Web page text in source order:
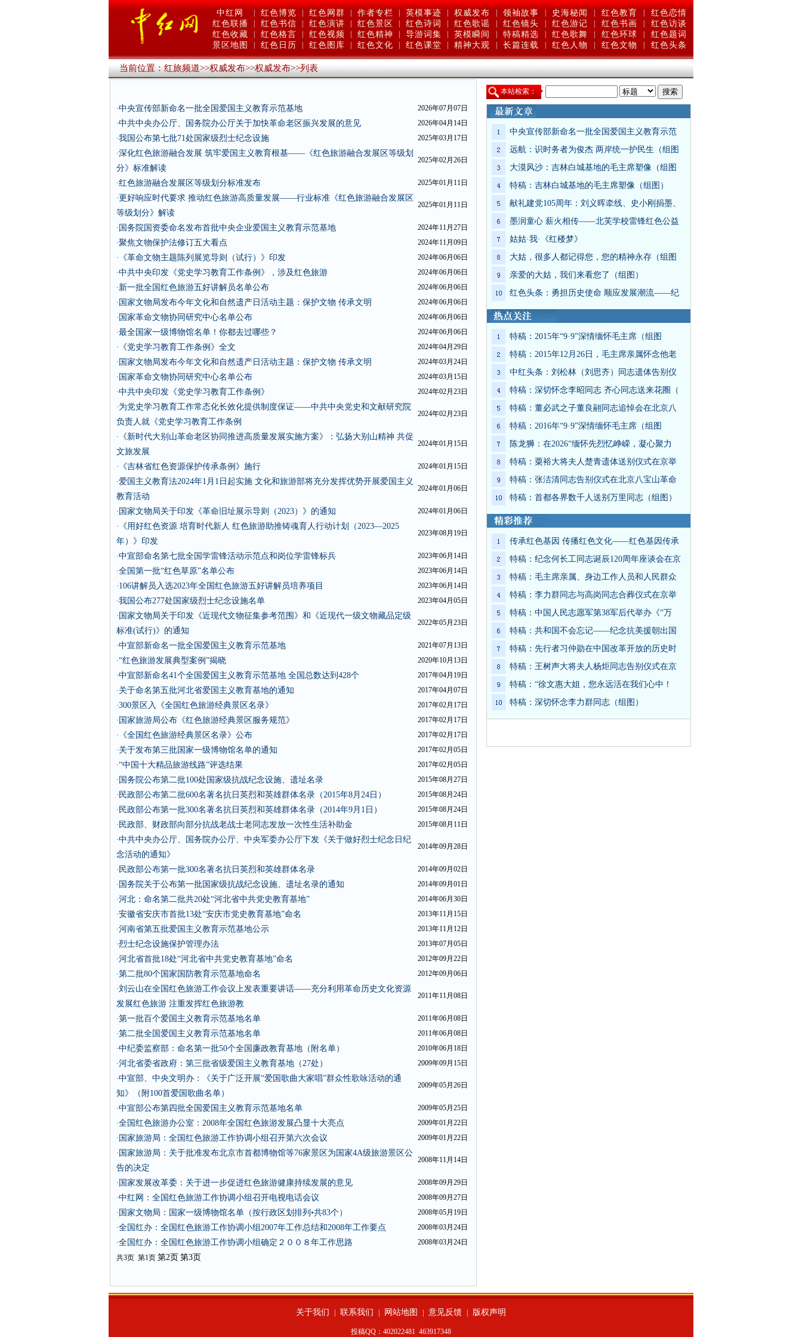
中红网 红色博览 红色网群 作者专栏 英模事迹 权威发布 领袖故事 史海秘闻 红色教育
红色恋情
红色联播
红色书信 红色演讲 红色景区 红色诗词 红色歌谣 红色镜头 红色游记 红色书画
红色访谈
红色收藏
红色格言 红色视频 红色精神 导游词集 英模瞬间 特稿精选 红色歌舞 红色环球
红色题词
景区地图
红色日历 红色图库 红色文化 红色课堂 精神大观 长篇连载 红色人物 红色文物 红色头条
当前位置：红旅频道>>权威发布>>权威发布>>列表
·中央宣传部新命名一批全国爱国主义教育示范基地
2026年07月07日
·中共中央办公厅、国务院办公厅关于加快革命老区振兴发展的意见
2026年04月14日
·我国公布第七批71处国家级烈士纪念设施
2025年03月17日
·深化红色旅游融合发展 筑牢爱国主义教育根基——《红色旅游融合发展区等级划
分》标准解读
2025年02月26日
·红色旅游融合发展区等级划分标准发布
2025年01月11日
·更好响应时代要求 推动红色旅游高质量发展——行业标准《红色旅游融合发展区
等级划分》解读
2025年01月11日
· 国务院国资委命名发布首批中央企业爱国主义教育示范基地
2024年11月27日
·聚焦文物保护法修订五大看点
2024年11月09日
·
《革命文物主题陈列展览导则（试行）》印发
2024年06月06日
·中共中央印发《党史学习教育工作条例》，涉及红色旅游
2024年06月06日
·新一批全国红色旅游五好讲解员名单公布
2024年06月06日
· 国家文物局发布今年文化和自然遗产日活动主题：保护文物 传承文明
2024年06月06日
· 国家革命文物协同研究中心名单公布
2024年06月06日
·最全国家一级博物馆名单！你都去过哪些？
2024年06月06日
·
《党史学习教育工作条例》全文
2024年04月29日
· 国家文物局发布今年文化和自然遗产日活动主题：保护文物 传承文明
2024年03月24日
· 国家革命文物协同研究中心名单公布
2024年03月15日
·中共中央印发《党史学习教育工作条例》
2024年02月23日
·为党史学习教育工作常态化长效化提供制度保证——中共中央党史和文献研究院
负责人就《党史学习教育工作条例
2024年02月23日
·
《新时代大别山革命老区协同推进高质量发展实施方案》：弘扬大别山精神 共促
文旅发展
2024年01月15日
· 《吉林省红色资源保护传承条例》施行
2024年01月15日
·爱国主义教育法2024年1月1日起实施 文化和旅游部将充分发挥优势开展爱国主义
教育活动
2024年01月06日
· 国家文物局关于印发《革命旧址展示导则（2023）》的通知
2024年01月06日
·
《用好红色资源 培育时代新人 红色旅游助推铸魂育人行动计划（2023—2025
年）》印发
2023年08月19日
·中宣部命名第七批全国学雷锋活动示范点和岗位学雷锋标兵
2023年06月14日
·全国第一批“红色草原”名单公布
2023年06月14日
·106讲解员入选2023年全国红色旅游五好讲解员培养项目
2023年06月14日
·我国公布277处国家级烈士纪念设施名单
2023年04月05日
· 国家文物局关于印发《近现代文物征集参考范围》和《近现代一级文物藏品定级
标准(试行)》的通知
2022年05月23日
·中宣部新命名一批全国爱国主义教育示范基地
2021年07月13日
·“红色旅游发展典型案例”揭晓
2020年10月13日
·中宣部新命名41个全国爱国主义教育示范基地 全国总数达到428个
2017年04月19日
·关于命名第五批河北省爱国主义教育基地的通知
2017年04月07日
·300景区入《全国红色旅游经典景区名录》
2017年02月17日
· 国家旅游局公布《红色旅游经典景区服务规范》
2017年02月17日
·
《全国红色旅游经典景区名录》公布
2017年02月17日
·关于发布第三批国家一级博物馆名单的通知
2017年02月05日
·“中国十大精品旅游线路”评选结果
2017年02月05日
· 国务院公布第二批100处国家级抗战纪念设施、遗址名录
2015年08月27日
· 民政部公布第二批600名著名抗日英烈和英雄群体名录（2015年8月24日）
2015年08月24日
· 民政部公布第一批300名著名抗日英烈和英雄群体名录（2014年9月1日）
2015年08月24日
· 民政部、财政部向部分抗战老战士老同志发放一次性生活补助金
2015年08月11日
·中共中央办公厅、国务院办公厅、中央军委办公厅下发《关于做好烈士纪念日纪
念活动的通知》
2014年09月28日
· 民政部公布第一批300名著名抗日英烈和英雄群体名录
2014年09月02日
· 国务院关于公布第一批国家级抗战纪念设施、遗址名录的通知
2014年09月01日
·河北：命名第二批共20处“河北省中共党史教育基地”
2014年06月30日
·安徽省安庆市首批13处“安庆市党史教育基地”命名
2013年11月15日
·河南省第五批爱国主义教育示范基地公示
2013年11月12日
·烈士纪念设施保护管理办法
2013年07月05日
·河北省首批18处“河北省中共党史教育基地”命名
2012年09月22日
·第二批80个国家国防教育示范基地命名
2012年09月06日
·刘云山在全国红色旅游工作会议上发表重要讲话——充分利用革命历史文化资源
发展红色旅游 注重发挥红色旅游教
2011年11月08日
·第一批百个爱国主义教育示范基地名单
2011年06月08日
·第二批全国爱国主义教育示范基地名单
2011年06月08日
·中纪委监察部：命名第一批50个全国廉政教育基地（附名单）
2010年06月18日
·河北省委省政府：第三批省级爱国主义教育基地（27处）
2009年09月15日
·中宣部、中央文明办：《关于广泛开展“爱国歌曲大家唱”群众性歌咏活动的通
知》（附100首爱国歌曲名单）
2009年05月26日
·中宣部公布第四批全国爱国主义教育示范基地名单
2009年05月25日
·全国红色旅游办公室：2008年全国红色旅游发展凸显十大亮点
2009年01月22日
· 国家旅游局：全国红色旅游工作协调小组召开第六次会议
2009年01月22日
· 国家旅游局：关于批准发布北京市首都博物馆等76家景区为国家4A级旅游景区公
告的决定
2008年11月14日
· 国家发展改革委：关于进一步促进红色旅游健康持续发展的意见
2008年09月29日
·中红网：全国红色旅游工作协调小组召开电视电话会议
2008年09月27日
· 国家文物局：国家一级博物馆名单（按行政区划排列•共83个）
2008年05月19日
·全国红办：全国红色旅游工作协调小组2007年工作总结和2008年工作要点
2008年03月24日
·全国红办：全国红色旅游工作协调小组确定２００８年工作思路
2008年03月24日
共3页 第1页 第2页 第3页
本站检索：
中央宣传部新命名一批全国爱国主义教育示范
远航：识时务者为俊杰 两岸统一护民生（组图
大漠风沙：吉林白城基地的毛主席塑像（组图
特稿：吉林白城基地的毛主席塑像（组图）
献礼建党105周年：刘义晖牵线、史小刚捐墨、
墨润童心 薪火相传——北芙学校雷锋红色公益
姑姑·我·《红楼梦》
大姑，很多人都记得您，您的精神永存（组图
亲爱的大姑，我们来看您了（组图）
红色头条：勇担历史使命 顺应发展潮流——纪
特稿：2015年“9·9”深情缅怀毛主席（组图
特稿：2015年12月26日，毛主席亲属怀念他老
中红头条：刘松林（刘思齐）同志遗体告别仪
特稿：深切怀念李昭同志 齐心同志送来花圈（
特稿：董必武之子董良翮同志追悼会在北京八
特稿：2016年“9·9”深情缅怀毛主席（组图
陈龙狮：在2026“缅怀先烈忆峥嵘，凝心聚力
特稿：粟裕大将夫人楚青遗体送别仪式在京举
特稿：张洁清同志告别仪式在北京八宝山革命
特稿：首都各界数千人送别万里同志（组图）
传承红色基因 传播红色文化——红色基因传承
特稿：纪念何长工同志诞辰120周年座谈会在京
特稿：毛主席亲属、身边工作人员和人民群众
特稿：李力群同志与高岗同志合葬仪式在京举
特稿：中国人民志愿军第38军后代举办《“万
特稿：共和国不会忘记——纪念抗美援朝出国
特稿：先行者习仲勋在中国改革开放的历史时
特稿：王树声大将夫人杨炬同志告别仪式在京
特稿：“徐文惠大姐，您永远活在我们心中！
特稿：深切怀念李力群同志（组图）
关于我们 联系我们 网站地图 意见反馈 版权声明
投稿QQ：402022481 463917348